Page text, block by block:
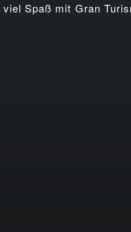
Spaß mit Gran